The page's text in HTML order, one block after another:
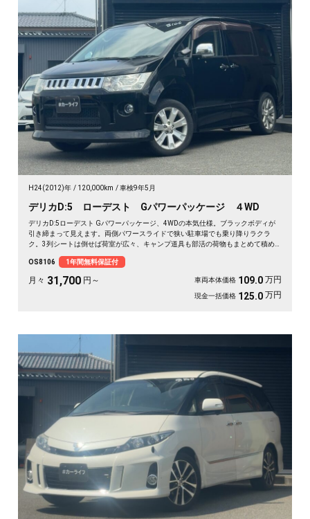
H24(2012)年 120,000km 車検9年5月
デリカD:5 ローデスト Gパワーパッケージ ４WD
デリカD:5ローデスト Gパワーパッケージ、4WDの本気仕様。ブラックボディが
引き締まって見えます。両側パワースライドで狭い駐車場でも乗り降りラクラ
ク。3列シートは倒せば荷室が広々、キャンプ道具も部活の荷物もまとめて積め
遠出も、これ一台で頼れる相棒に🚗✨💺🙌。安心して長く乗れる《1年保証付》で
す😊
OS8106 1年間無料保証付
月々 31,700 円～ 車両本体価格 109.0 万円
現金一括価格 125.0 万円